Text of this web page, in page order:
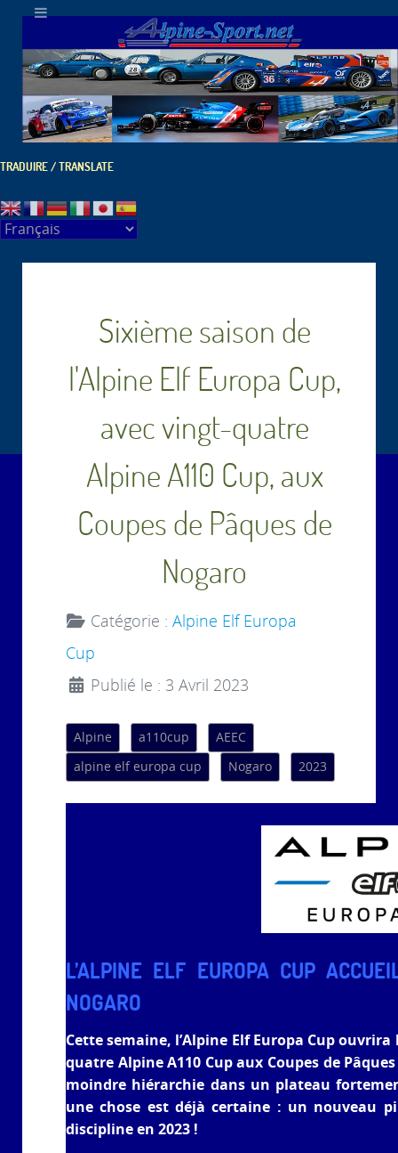
TRADUIRE / TRANSLATE
Sixième saison de
l'Alpine Elf Europa Cup,
avec vingt-quatre
Alpine A110 Cup, aux
Coupes de Pâques de
Nogaro
Catégorie : Alpine Elf Europa
Cup
Publié le : 3 Avril 2023
Alpine a110cup
AEEC
alpine elf europa cup
Nogaro 2023
L’ALPINE ELF EUROPA CUP
NOGARO
Cette semaine, l’Alpine Elf Europa Cup
quatre Alpine A110 Cup aux Coupes de
moindre hiérarchie dans un plateau
une chose est déjà certaine : un nouveau
discipline en 2023 !